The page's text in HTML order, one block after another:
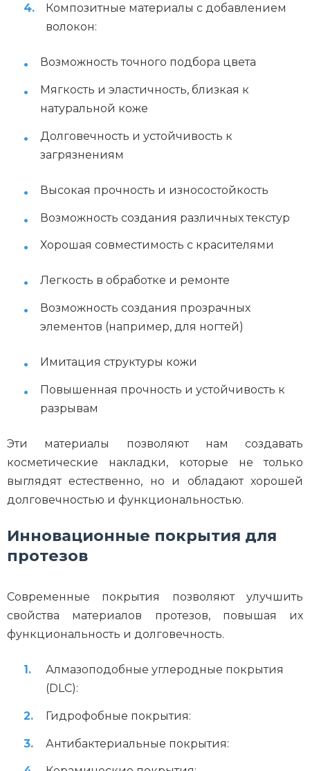
Композитные материалы с добавлением
волокон:
Возможность точного подбора цвета
Мягкость и эластичность, близкая к
натуральной коже
Долговечность и устойчивость к
загрязнениям
Высокая прочность и износостойкость
Возможность создания различных текстур
Хорошая совместимость с красителями
Легкость в обработке и ремонте
Возможность создания прозрачных
элементов (например, для ногтей)
Имитация структуры кожи
Повышенная прочность и устойчивость к
разрывам
Эти материалы позволяют нам создавать
косметические накладки, которые не только
выглядят естественно, но и обладают хорошей
долговечностью и функциональностью.
Инновационные покрытия для
протезов
Современные покрытия позволяют улучшить
свойства материалов протезов, повышая их
функциональность и долговечность.
Алмазоподобные углеродные покрытия
(DLC):
Гидрофобные покрытия:
Антибактериальные покрытия: